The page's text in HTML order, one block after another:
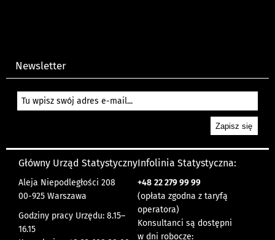
Newsletter
Główny Urząd Statystyczny
Aleja Niepodległości 208
00-925 Warszawa
Godziny pracy Urzędu: 8.15–
16.15
Infolinia Statystyczna:
+48 22 279 99 99
(opłata zgodna z taryfą
operatora)
Konsultanci są dostępni
w dni robocze: